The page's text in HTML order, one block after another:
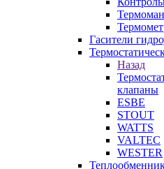
Гасители
Назад
клапаны
ESBE
STOUT
WATTS
VALTEC
WESTER